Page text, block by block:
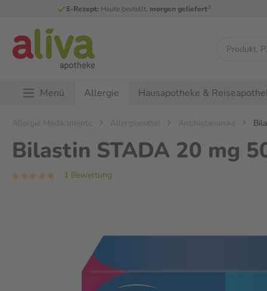
E-Rezept: Heute bestellt, morgen geliefert3
Menü Allergie Hausapotheke &
Allergie Medikamente Allergiemittel Antihistaminika
Bilastin STADA 20 mg
1 Bewertung